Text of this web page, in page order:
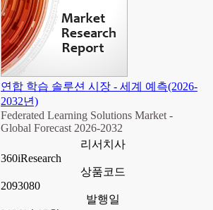
연합 학습 솔루션 시장 - 세계 예측(2026-
2032년)
Federated Learning Solutions Market -
Global Forecast 2026-2032
리서치사
360iResearch
상품코드
2093080
발행일